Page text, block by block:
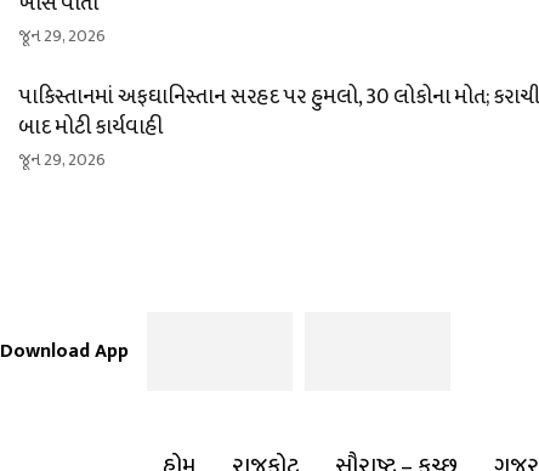
જૂન 29, 2026
પાકિસ્તાનમાં અફઘાનિસ્તાન સરહદ પર હુમલો, 30 લોકોના મોત;
બાદ મોટી કાર્યવાહી
જૂન 29, 2026
Download App